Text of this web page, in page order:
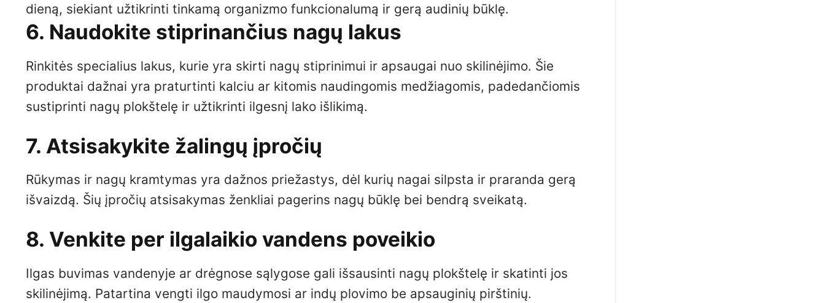
dieną, siekiant užtikrinti tinkamą organizmo funkcionalumą ir gerą audinių būklę.
6. Naudokite stiprinančius nagų lakus
Rinkitės specialius lakus, kurie yra skirti nagų stiprinimui ir apsaugai nuo skilinėjimo. Šie
produktai dažnai yra praturtinti kalciu ar kitomis naudingomis medžiagomis, padedančiomis
sustiprinti nagų plokštelę ir užtikrinti ilgesnį lako išlikimą.
7. Atsisakykite žalingų įpročių
Rūkymas ir nagų kramtymas yra dažnos priežastys, dėl kurių nagai silpsta ir praranda gerą
išvaizdą. Šių įpročių atsisakymas ženkliai pagerins nagų būklę bei bendrą sveikatą.
8. Venkite per ilgalaikio vandens poveikio
Ilgas buvimas vandenyje ar drėgnose sąlygose gali išsausinti nagų plokštelę ir skatinti jos
skilinėjimą. Patartina vengti ilgo maudymosi ar indų plovimo be apsauginių pirštinių.